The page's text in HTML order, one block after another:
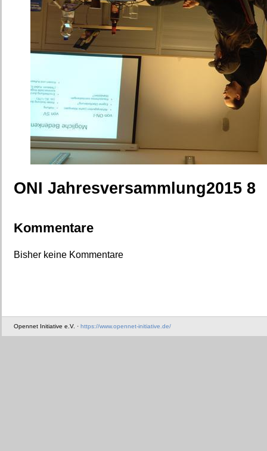
ONI Jahresversammlung2015 8
Kommentare
Bisher keine Kommentare
Opennet Initiative e.V. · https://www.opennet-initiative.de/